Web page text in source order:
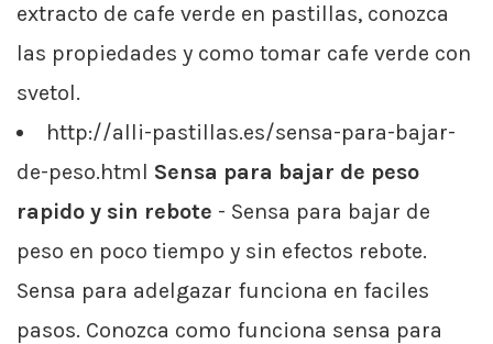
extracto de cafe verde en pastillas, conozca
las propiedades y como tomar cafe verde con
svetol.
http://alli-pastillas.es/sensa-para-bajar-
de-peso.html Sensa para bajar de peso
rapido y sin rebote - Sensa para bajar de
peso en poco tiempo y sin efectos rebote.
Sensa para adelgazar funciona en faciles
pasos. Conozca como funciona sensa para